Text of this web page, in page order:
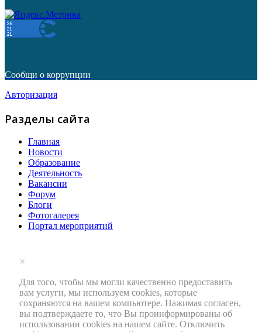
Сообщи о коррупции
Авторизация
Разделы сайта
Главная
Новости
Образование
Деятельность
Вакансии
Форум
Блоги
Фотогалерея
Портал мероприятий
×
Для того, чтобы мы могли качественно предоставить
вам услуги, мы используем cookies, которые
сохраняются на вашем компьютере. Нажимая согласен,
вы подтверждаете то, что Вы проинформированы об
использовании cookies на нашем сайте. Отключить